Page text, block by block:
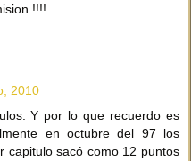
!!!!
2010
Y por lo que recuerdo es
en octubre del 97 los
capitulo sacó como 12 puntos